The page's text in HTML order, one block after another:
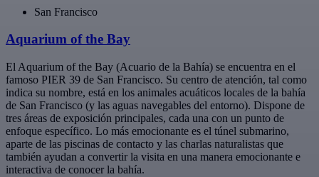
San Francisco
Aquarium of the Bay
El Aquarium of the Bay (Acuario de la Bahía) se encuentra en el
famoso PIER 39 de San Francisco. Su centro de atención, tal como
indica su nombre, está en los animales acuáticos locales de la bahía
de San Francisco (y las aguas navegables del entorno). Dispone de
tres áreas de exposición principales, cada una con un punto de
enfoque específico. Lo más emocionante es el túnel submarino,
aparte de las piscinas de contacto y las charlas naturalistas que
también ayudan a convertir la visita en una manera emocionante e
interactiva de conocer la bahía.